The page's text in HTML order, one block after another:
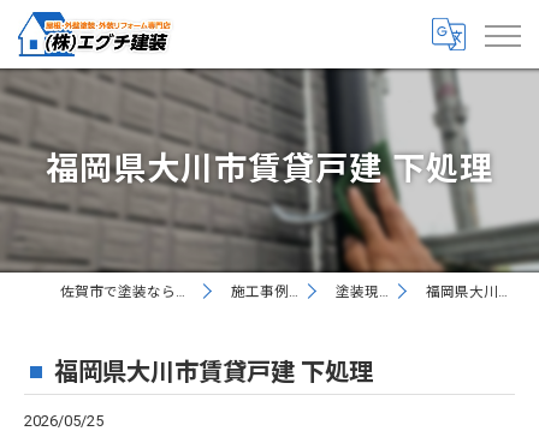
福岡県大川市賃貸戸建 下処理
佐賀市で塗装なら丁寧な株式会社エグチ建装 施工事例 お客様の声 塗装現場レポート 福岡県大川市賃貸戸建 下処理
福岡県大川市賃貸戸建 下処理
2026/05/25